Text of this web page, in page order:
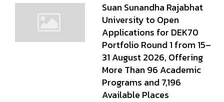
Suan Sunandha Rajabhat
University to Open
Applications for DEK70
Portfolio Round 1 from 15–
31 August 2026, Offering
More Than 96 Academic
Programs and 7,196
Available Places